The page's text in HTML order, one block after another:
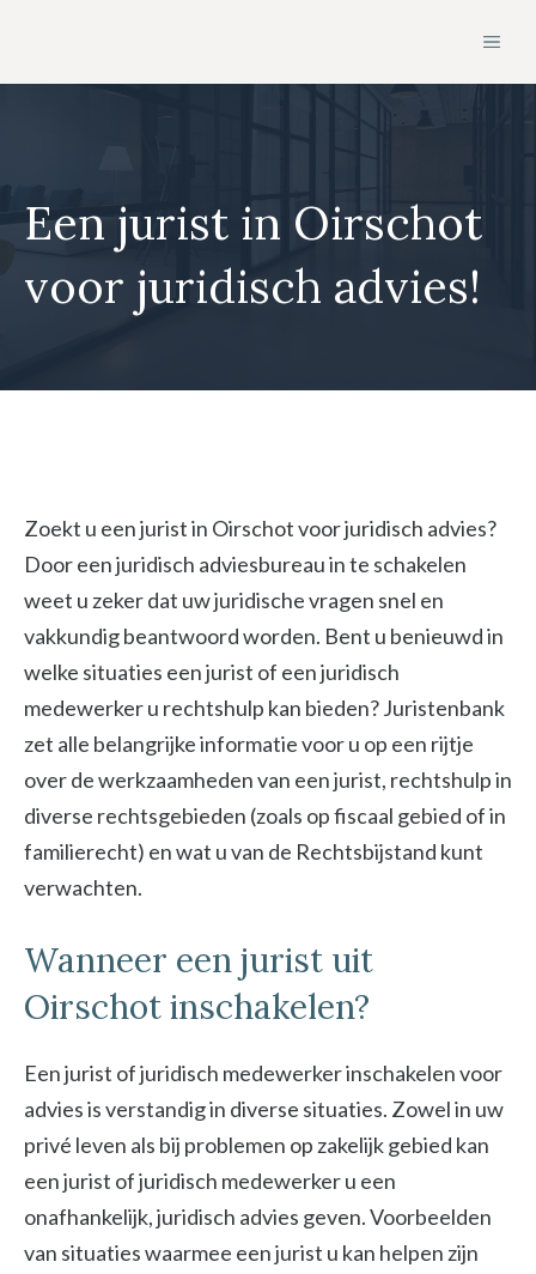
de
Een jurist in Oirschot
voor juridisch advies!
Zoekt u een jurist in Oirschot voor juridisch advies?
Door een juridisch adviesbureau in te schakelen
weet u zeker dat uw juridische vragen snel en
vakkundig beantwoord worden. Bent u benieuwd in
welke situaties een jurist of een juridisch
medewerker u rechtshulp kan bieden? Juristenbank
zet alle belangrijke informatie voor u op een rijtje
over de werkzaamheden van een jurist, rechtshulp in
diverse rechtsgebieden (zoals op fiscaal gebied of in
familierecht) en wat u van de Rechtsbijstand kunt
verwachten.
Wanneer een jurist uit
Oirschot inschakelen?
Een jurist of juridisch medewerker inschakelen voor
advies is verstandig in diverse situaties. Zowel in uw
privé leven als bij problemen op zakelijk gebied kan
een jurist of juridisch medewerker u een
onafhankelijk, juridisch advies geven. Voorbeelden
van situaties waarmee een jurist u kan helpen zijn